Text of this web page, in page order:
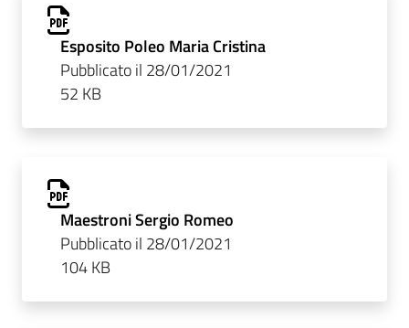
Esposito Poleo Maria Cristina
Pubblicato il 28/01/2021
52 KB
Maestroni Sergio Romeo
Pubblicato il 28/01/2021
104 KB